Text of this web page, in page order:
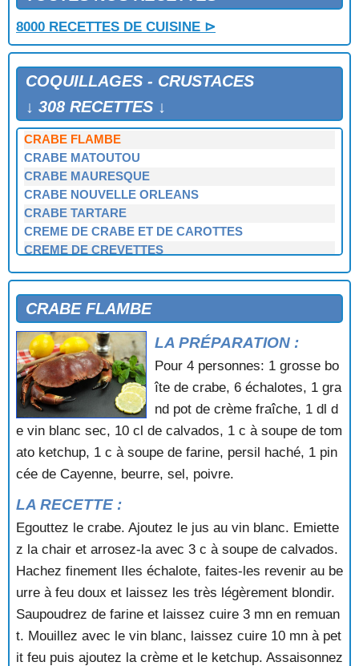
8000 RECETTES DE CUISINE ⊳
COQUILLAGES - CRUSTACES
↓ 308 RECETTES ↓
CRABE DU PECHEUR
CRABE EN COCOTTE
CRABE EN COCOTTE A LA TOMATE
CRABE FARCI
CRABE FARCI A LA BRETONNE
CRABE FARCI A LA CREOLE
CRABE FARCI AU GOUDA
CRABE FLAMBE
CRABE MATOUTOU
CRABE MAURESQUE
CRABE NOUVELLE ORLEANS
CRABE TARTARE
CREME DE CRABE ET DE CAROTTES
CREME DE CREVETTES
CREVETTES A LA SAUCE ROUGE
CREVETTES A LA SEU TCHOUAN
CREVETTES A L'ORANAISE
CREVETTES AU GINGEMBRE
CREVETTES AU POIVRE VERT
CREVETTES AU PORC AIGRE DOUX
CREVETTES EN GELEE
CREVETTES FRITES
CREVETTES FRITES AUX PETITS POIS
CREVETTES GEANTES A LA SAUCE PIQUANTE
CREVETTES SAUTEES A L'AIL
CROQUETTES DE CREVETTES
ECLADE
ECREVISSES AU GRATIN
FONDS D'ARTICHAUTS FARCIS AUX CREVETTES
FRICASSEE D'ECREVISSES
FRISEE AU CRABE
FRUITS DE MER POELES
CRABE FLAMBE
LA PRÉPARATION :
Pour 4 personnes: 1 grosse bo
îte de crabe, 6 échalotes, 1 gra
nd pot de crème fraîche, 1 dl d
e vin blanc sec, 10 cl de calvados, 1 c à soupe de tom
ato ketchup, 1 c à soupe de farine, persil haché, 1 pin
cée de Cayenne, beurre, sel, poivre.
LA RECETTE :
Egouttez le crabe. Ajoutez le jus au vin blanc. Emiette
z la chair et arrosez-la avec 3 c à soupe de calvados.
Hachez finement Iles échalote, faites-les revenir au be
urre à feu doux et laissez les très légèrement blondir.
Saupoudrez de farine et laissez cuire 3 mn en remuan
t. Mouillez avec le vin blanc, laissez cuire 10 mn à pet
it feu puis ajoutez la crème et le ketchup. Assaisonnez